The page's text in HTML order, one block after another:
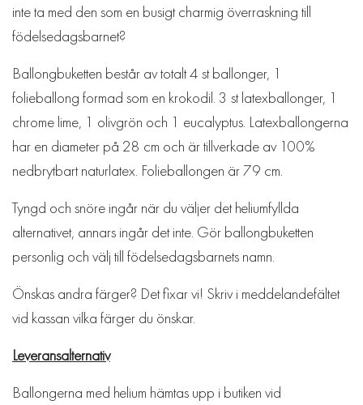
inte ta med den som en busigt charmig överraskning till
födelsedagsbarnet?
Ballongbuketten består av totalt 4 st ballonger, 1
folieballong formad som en krokodil. 3 st latexballonger, 1
chrome lime, 1 olivgrön och 1 eucalyptus. Latexballongerna
har en diameter på 28 cm och är tillverkade av 100%
nedbrytbart naturlatex. Folieballongen är 79 cm.
Tyngd och snöre ingår när du väljer det heliumfyllda
alternativet, annars ingår det inte. Gör ballongbuketten
personlig och välj till födelsedagsbarnets namn.
Önskas andra färger? Det fixar vi! Skriv i meddelandefältet
vid kassan vilka färger du önskar.
Leveransalternativ
Ballongerna med helium hämtas upp i butiken vid